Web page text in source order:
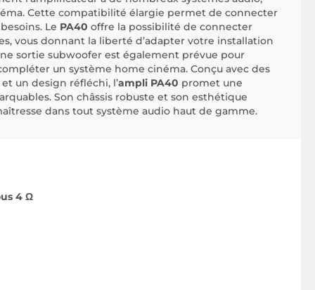
Cette compatibilité élargie permet de connecter
Le PA40 offre la possibilité de connecter
vous donnant la liberté d’adapter votre installation
sortie subwoofer est également prévue pour
un système home cinéma. Conçu avec des
un design réfléchi, l’ampli PA40 promet une
Son châssis robuste et son esthétique
dans tout système audio haut de gamme.
4 Ω